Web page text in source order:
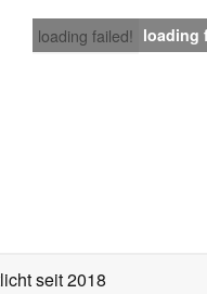
loading failed! loading
seit 2018